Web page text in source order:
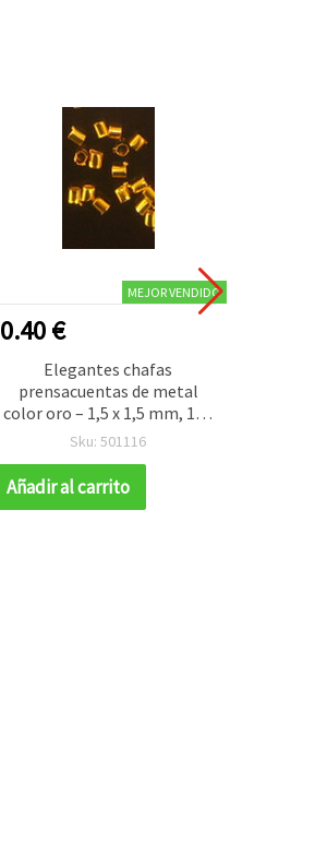
MEJOR VENDIDO
0.40 €
Elegantes chafas
prensacuentas de metal
color oro – 1,5 x 1,5 mm, 100
piezas – Perfectas para
accesorios de moda y
proyectos DIY creativos
Sku: 501116
Añadir al carrito